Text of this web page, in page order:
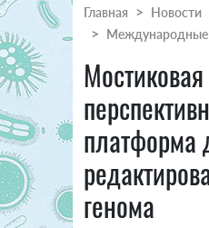
Главная
Новости
Международные
платформа
генома